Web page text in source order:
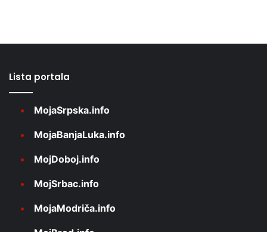
Lista portala
MojaSrpska.info
MojaBanjaLuka.info
MojDoboj.info
MojSrbac.info
MojaModriča.info